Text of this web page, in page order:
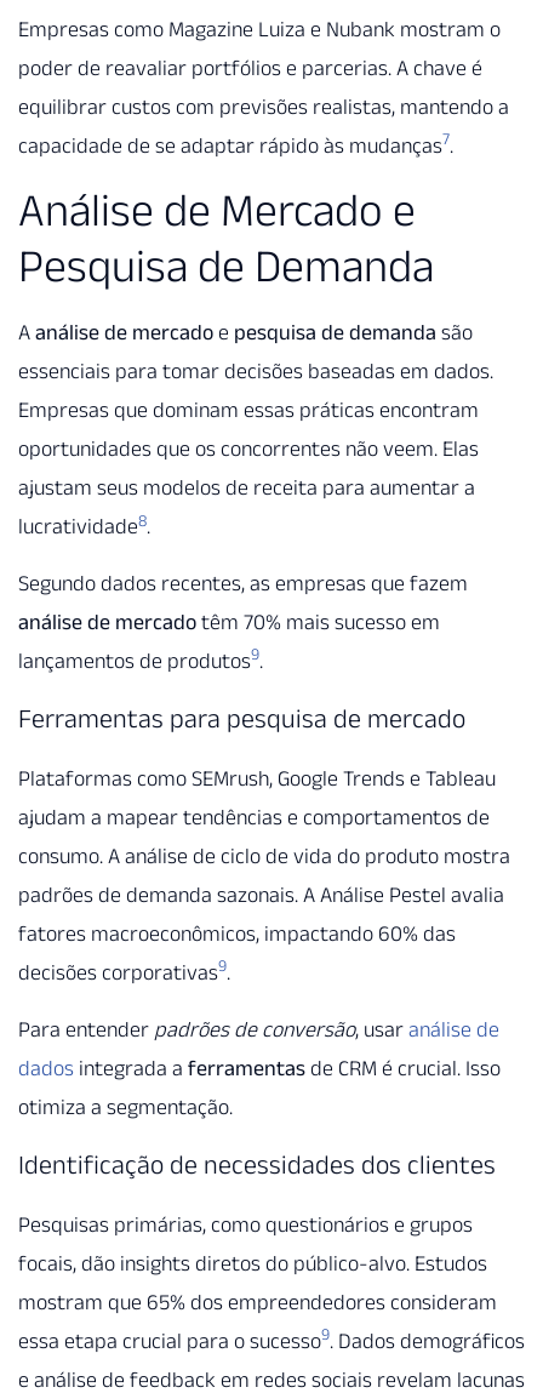
Empresas como Magazine Luiza e Nubank mostram o
poder de reavaliar portfólios e parcerias. A chave é
equilibrar custos com previsões realistas, mantendo a
capacidade de se adaptar rápido às mudanças7.
Análise de Mercado e
Pesquisa de Demanda
A análise de mercado e pesquisa de demanda são
essenciais para tomar decisões baseadas em dados.
Empresas que dominam essas práticas encontram
oportunidades que os concorrentes não veem. Elas
ajustam seus modelos de receita para aumentar a
lucratividade8.
Segundo dados recentes, as empresas que fazem
análise de mercado têm 70% mais sucesso em
lançamentos de produtos9.
Ferramentas para pesquisa de mercado
Plataformas como SEMrush, Google Trends e Tableau
ajudam a mapear tendências e comportamentos de
consumo. A análise de ciclo de vida do produto mostra
padrões de demanda sazonais. A Análise Pestel avalia
fatores macroeconômicos, impactando 60% das
decisões corporativas9.
Para entender padrões de conversão, usar análise de
dados integrada a ferramentas de CRM é crucial. Isso
otimiza a segmentação.
Identificação de necessidades dos clientes
Pesquisas primárias, como questionários e grupos
focais, dão insights diretos do público-alvo. Estudos
mostram que 65% dos empreendedores consideram
essa etapa crucial para o sucesso9. Dados demográficos
e análise de feedback em redes sociais revelam lacunas